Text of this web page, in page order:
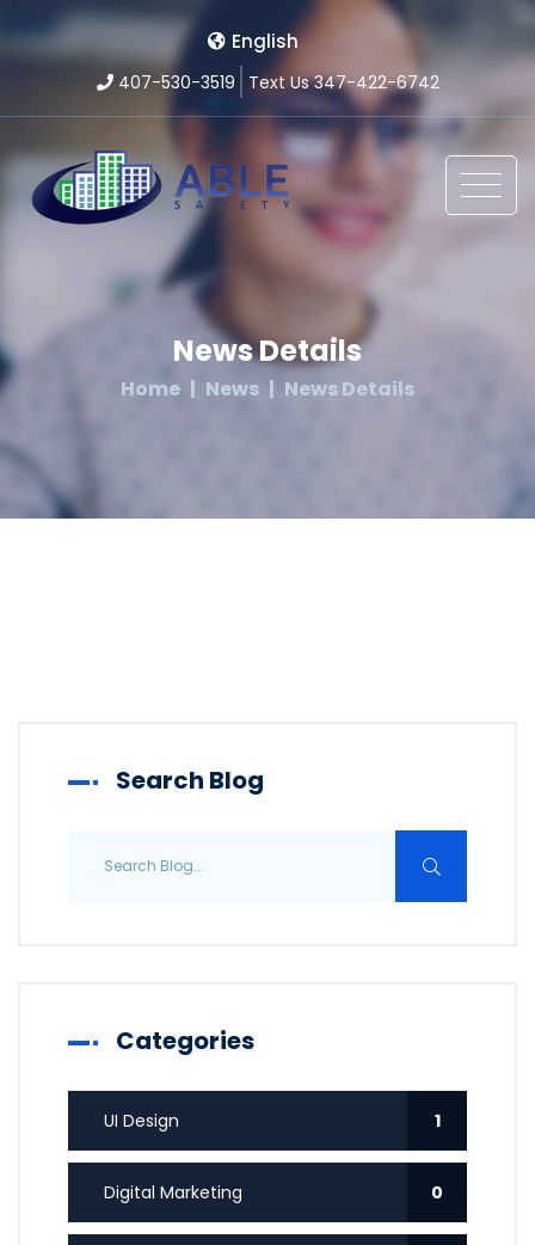
English
407-530-3519 Text Us 347-422-6742
News Details
Home News News Details
Search Blog
Categories
UI Design 1
Digital Marketing 0